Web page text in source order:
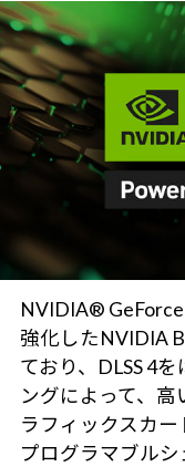
NVIDIA®
強化したNVIDIA
ており、DLSS 4
ングによって、
ラフィックスカー
プログラマブル